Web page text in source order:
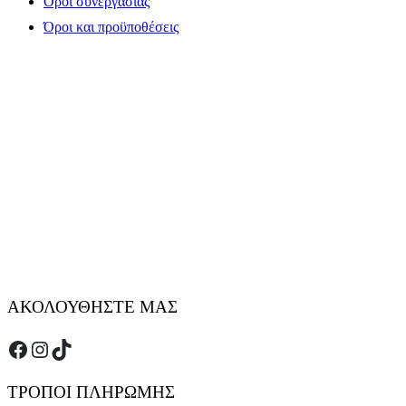
Όροι και προϋποθέσεις
ΑΚΟΛΟΥΘΗΣΤΕ ΜΑΣ
Facebook
Instagram
TikTok
ΤΡΟΠΟΙ ΠΛΗΡΩΜΗΣ